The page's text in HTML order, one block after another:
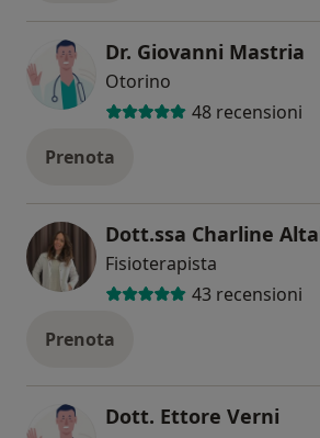
Dr. Giovanni Mastria
Otorino
48 recensioni
Prenota
Dott.ssa Charline
Fisioterapista
43 recensioni
Prenota
Dott. Ettore Verni